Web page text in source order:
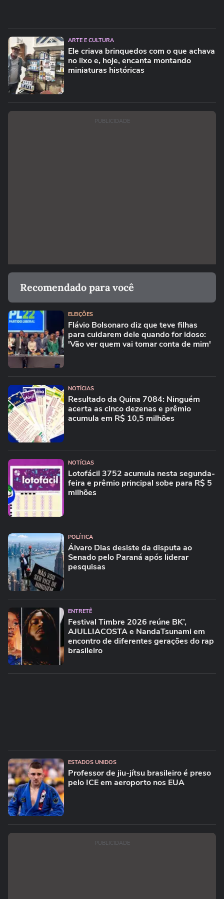
ARTE E CULTURA
Ele criava brinquedos com o que achava
no lixo e, hoje, encanta montando
miniaturas históricas
PUBLICIDADE
Recomendado para você
ELEIÇÕES
Flávio Bolsonaro diz que teve filhas
para cuidarem dele quando for idoso:
'Vão ver quem vai tomar conta de mim'
NOTÍCIAS
Resultado da Quina 7084: Ninguém
acerta as cinco dezenas e prêmio
acumula em R$ 10,5 milhões
NOTÍCIAS
Lotofácil 3752 acumula nesta segunda-
feira e prêmio principal sobe para R$ 5
milhões
POLÍTICA
Álvaro Dias desiste da disputa ao
Senado pelo Paraná após liderar
pesquisas
ENTRETÊ
Festival Timbre 2026 reúne BK’,
AJULLIACOSTA e NandaTsunami em
encontro de diferentes gerações do rap
brasileiro
ESTADOS UNIDOS
Professor de jiu-jítsu brasileiro é preso
pelo ICE em aeroporto nos EUA
PUBLICIDADE